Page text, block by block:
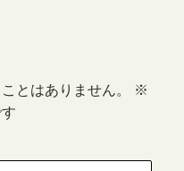
とはありません。
※